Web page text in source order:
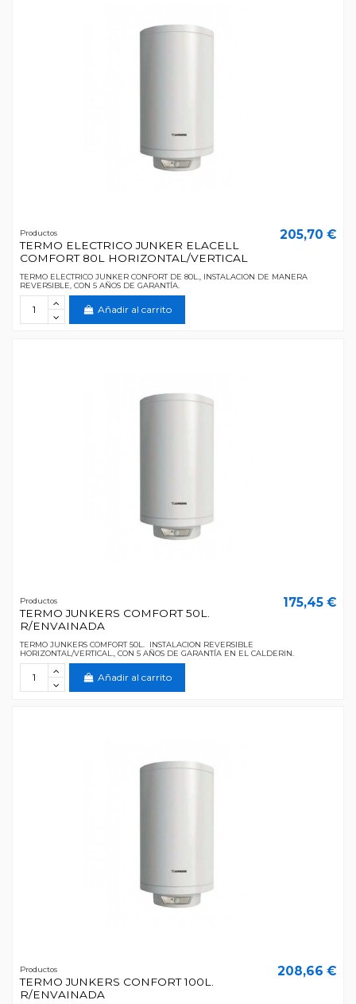
Productos
TERMO ELECTRICO JUNKER ELACELL
COMFORT 80L HORIZONTAL/VERTICAL
205,70 €
TERMO ELECTRICO JUNKER CONFORT DE 80L., INSTALACION DE MANERA
REVERSIBLE, CON 5 AÑOS DE GARANTÍA.
Añadir al carrito
Productos
TERMO JUNKERS COMFORT 50L.
R/ENVAINADA
175,45 €
TERMO JUNKERS COMFORT 50L. INSTALACION REVERSIBLE
HORIZONTAL/VERTICAL., CON 5 AÑOS DE GARANTÍA EN EL CALDERIN.
Añadir al carrito
Productos
TERMO JUNKERS CONFORT 100L.
R/ENVAINADA
208,66 €